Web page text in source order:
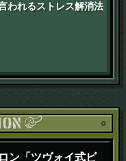
われるストレス解消法
ン「ツヴォイ式ビ